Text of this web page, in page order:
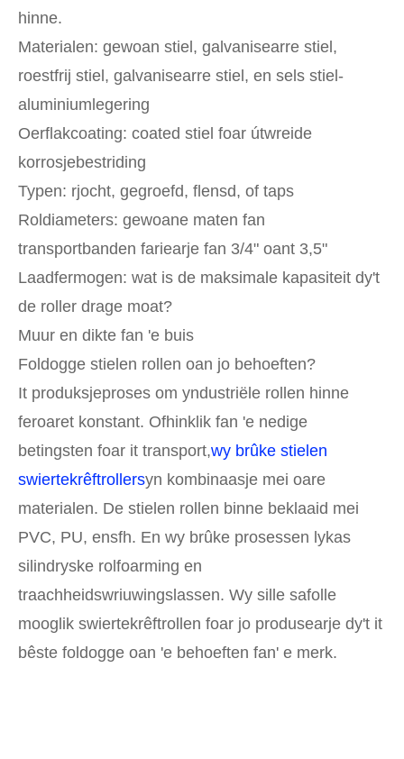
hinne.
Materialen: gewoan stiel, galvanisearre stiel,
roestfrij stiel, galvanisearre stiel, en sels stiel-
aluminiumlegering
Oerflakcoating: coated stiel foar útwreide
korrosjebestriding
Typen: rjocht, gegroefd, flensd, of taps
Roldiameters: gewoane maten fan
transportbanden fariearje fan 3/4" oant 3,5"
Laadfermogen: wat is de maksimale kapasiteit dy't
de roller drage moat?
Muur en dikte fan 'e buis
Foldogge stielen rollen oan jo behoeften?
It produksjeproses om yndustriële rollen hinne
feroaret konstant. Ofhinklik fan 'e nedige
betingsten foar it transport,wy brûke stielen
swiertekrêftrollersyn kombinaasje mei oare
materialen. De stielen rollen binne beklaaid mei
PVC, PU, ​​ensfh. En wy brûke prosessen lykas
silindryske rolfoarming en
traachheidswriuwingslassen. Wy sille safolle
mooglik swiertekrêftrollen foar jo produsearje dy't it
bêste foldogge oan 'e behoeften fan' e merk.